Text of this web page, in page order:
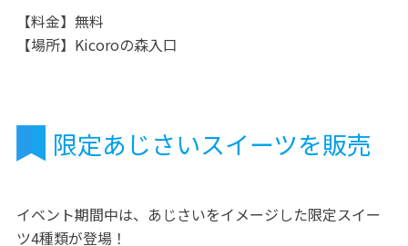
【料金】無料
【場所】Kicoroの森入口
限定あじさいスイーツを販売
イベント期間中は、あじさいをイメージした限定スイー
ツ4種類が登場！